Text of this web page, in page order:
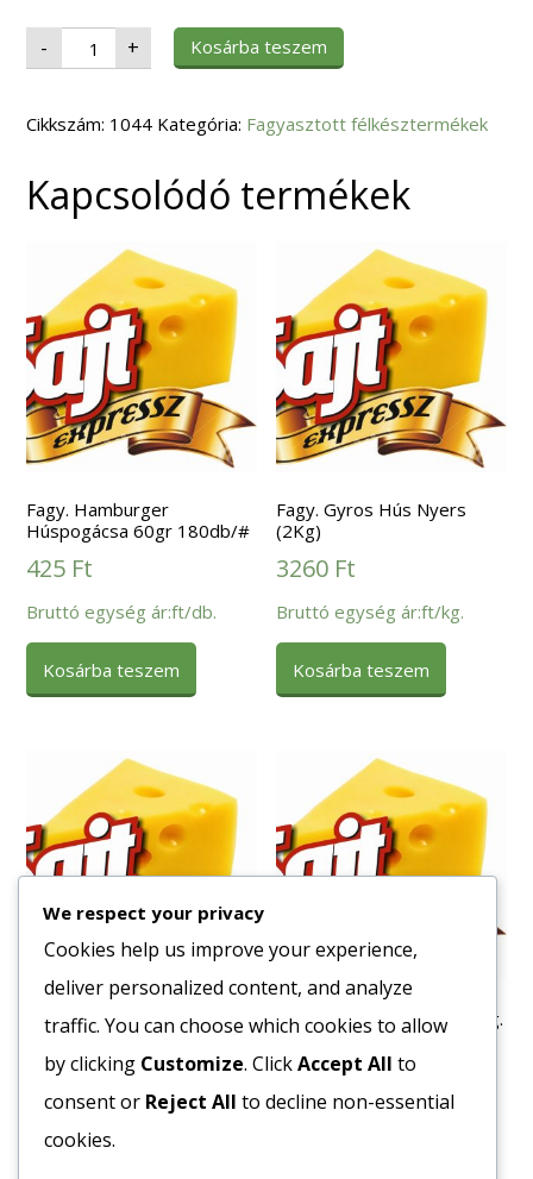
- Fagy.
Derelye
Túrótöltelékes
600
+ Kosárba teszem
Cikkszám: 1044 Kategória: Fagyasztott félkésztermékek
Kapcsolódó termékek
Fagy. Hamburger
Húspogácsa 60gr 180db/#
425 Ft
Bruttó egység ár:ft/db.
Kosárba teszem
Fagy. Gyros Hús Nyers
(2Kg)
3260 Ft
Bruttó egység ár:ft/kg.
Kosárba teszem
Fagy. Szilvás Gombóc
2285Ft
Bruttó egység ár:ft/kg.
Fagy. Meggyes Nudli 3,5.kg.
1721Ft
Bruttó egység ár:ft/kg.
We respect your privacy
Cookies help us improve your experience,
deliver personalized content, and analyze
traffic. You can choose which cookies to allow
by clicking Customize. ClickAccept All to
consent or Reject All to decline non-essential
cookies.